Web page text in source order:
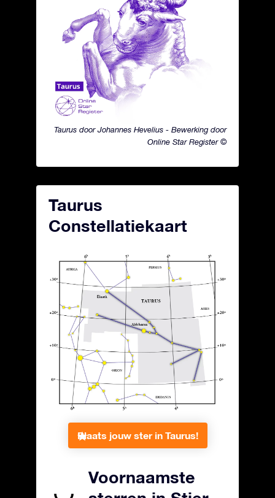
Taurus door Johannes Hevelius - Bewerking door
Online Star Register ©
Taurus
Constellatiekaart
Plaats jouw ster in Taurus!
Voornaamste